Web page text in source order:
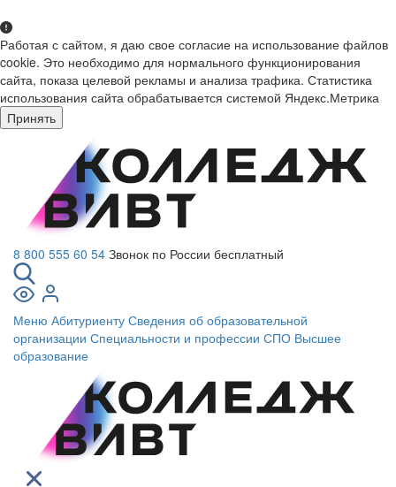
Работая с сайтом, я даю свое согласие на использование файлов
cookie. Это необходимо для нормального функционирования
сайта, показа целевой рекламы и анализа трафика. Статистика
использования сайта обрабатывается системой Яндекс.Метрика
Принять
8 800 555 60 54 Звонок по России бесплатный
Меню Абитуриенту Сведения об образовательной
организации Специальности и профессии СПО Высшее
образование